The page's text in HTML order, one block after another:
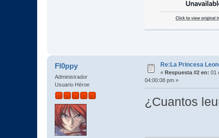
Fl0ppy
Administrador
Usuario Héroe
Re:La Princesa
« Respuesta #2 en: 01
04:00:08 pm »
¿Cuantos